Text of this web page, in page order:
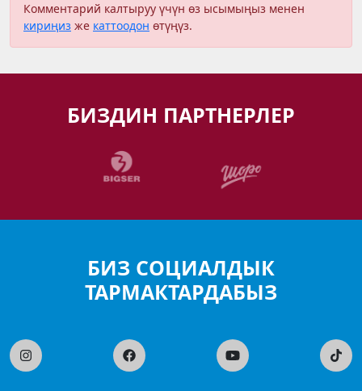
Комментарий калтыруу үчүн өз ысымыңыз менен
кириңиз же каттоодон өтүңүз.
БИЗДИН ПАРТНЕРЛЕР
БИЗ СОЦИАЛДЫК
ТАРМАКТАРДАБЫЗ